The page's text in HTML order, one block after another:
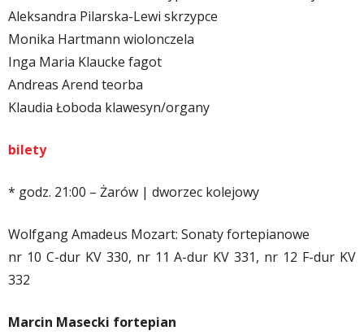
Aleksandra Pilarska-Lewi skrzypce
Monika Hartmann wiolonczela
Inga Maria Klaucke fagot
Andreas Arend teorba
Klaudia Łoboda klawesyn/organy
bilety
* godz. 21:00 – Żarów | dworzec kolejowy
Wolfgang Amadeus Mozart: Sonaty fortepianowe
nr 10 C-dur KV 330, nr 11 A-dur KV 331, nr 12 F-dur KV
332
Marcin Masecki fortepian